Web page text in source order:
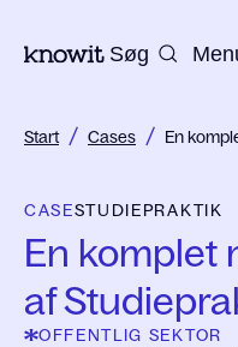
Til KnowitsSøg
Start / Cases / En
CASESTUDIEPRAKTIK
En komplet
af
OFFENTLIG SEKTOR